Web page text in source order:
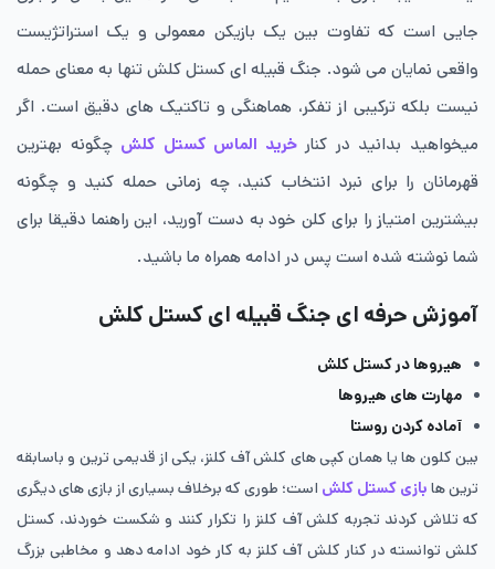
جایی است که تفاوت بین یک بازیکن معمولی و یک استراتژیست
واقعی نمایان می شود. جنگ قبیله‌ ای کستل کلش تنها به معنای حمله
نیست بلکه ترکیبی از تفکر، هماهنگی و تاکتیک های دقیق است. اگر
میخواهید بدانید در کنارخرید الماس کستل کلش چگونه بهترین
قهرمانان را برای نبرد انتخاب کنید، چه زمانی حمله کنید و چگونه
بیشترین امتیاز را برای کلن خود به دست آورید، این راهنما دقیقا برای
شما نوشته شده است پس در ادامه همراه ما باشید.
آموزش حرفه ای جنگ قبیله‌ ای کستل کلش
هیروها در کستل کلش
مهارت های هیروها
آماده کردن روستا
بین کلون ها یا همان کپی های کلش آف کلنز، یکی از قدیمی ترین و باسابقه
ترین ها بازی کستل کلش است؛ طوری که برخلاف بسیاری از بازی های دیگری
که تلاش کردند تجربه‌ کلش آف کلنز را تکرار کنند و شکست خوردند، کستل
کلش توانسته در کنار کلش آف کلنز به کار خود ادامه دهد و مخاطبی بزرگ